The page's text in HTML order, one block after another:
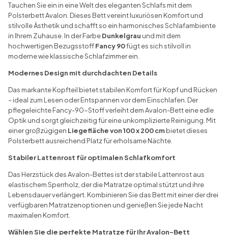
Tauchen Sie ein in eine Welt des eleganten Schlafs mit dem
Polsterbett Avalon. Dieses Bett vereint luxuriösen Komfort und
stilvolle Ästhetik und schafft so ein harmonisches Schlafambiente
in Ihrem Zuhause. In der FarbeDunkelgrau und mit dem
hochwertigen BezugsstoffFancy 90fügt es sich stilvoll in
moderne wie klassische Schlafzimmer ein.
Modernes Design mit durchdachten Details
Das markante Kopfteil bietet stabilen Komfort für Kopf und Rücken
– ideal zum Lesen oder Entspannen vor dem Einschlafen. Der
pflegeleichte Fancy-90-Stoff verleiht dem Avalon-Bett eine edle
Optik und sorgt gleichzeitig für eine unkomplizierte Reinigung. Mit
einer großzügigen Liegefläche von 100 x 200 cmbietet dieses
Polsterbett ausreichend Platz für erholsame Nächte.
Stabiler Lattenrost für optimalen Schlafkomfort
Das Herzstück des Avalon-Bettes ist der stabile Lattenrost aus
elastischem Sperrholz, der die Matratze optimal stützt und ihre
Lebensdauer verlängert. Kombinieren Sie das Bett mit einer der drei
verfügbaren Matratzenoptionen und genießen Sie jede Nacht
maximalen Komfort.
Wählen Sie die perfekte Matratze für Ihr Avalon-Bett